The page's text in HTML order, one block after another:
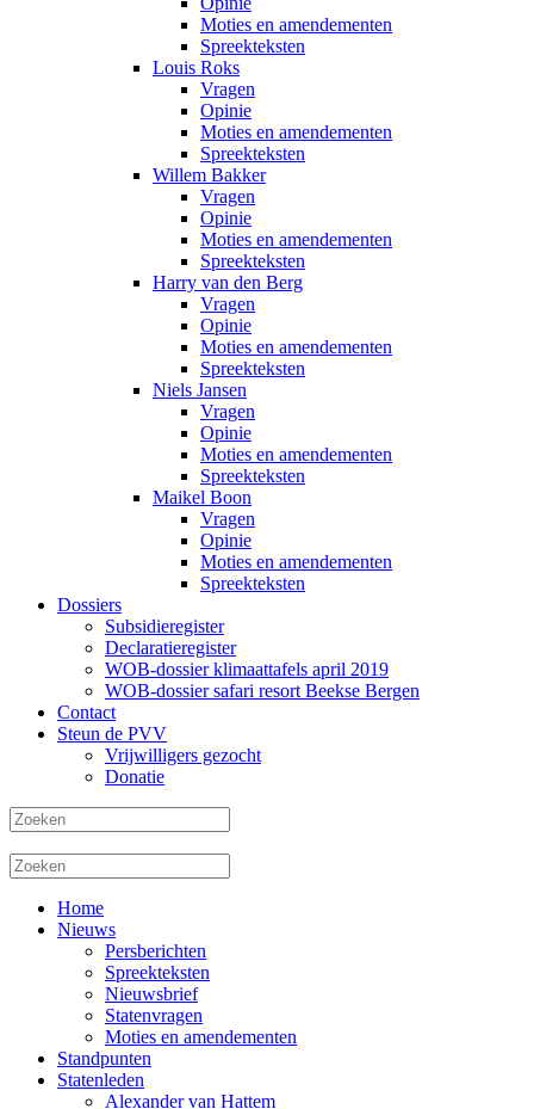
Moties en amendementen
Spreekteksten
Louis Roks
Vragen
Opinie
Moties en amendementen
Spreekteksten
Willem Bakker
Vragen
Opinie
Moties en amendementen
Spreekteksten
Harry van den Berg
Vragen
Opinie
Moties en amendementen
Spreekteksten
Niels Jansen
Vragen
Opinie
Moties en amendementen
Spreekteksten
Maikel Boon
Vragen
Opinie
Moties en amendementen
Spreekteksten
Dossiers
Subsidieregister
Declaratieregister
WOB-dossier klimaattafels april 2019
WOB-dossier safari resort Beekse Bergen
Contact
Steun de PVV
Vrijwilligers gezocht
Donatie
Home
Nieuws
Persberichten
Spreekteksten
Nieuwsbrief
Statenvragen
Moties en amendementen
Standpunten
Statenleden
Alexander van Hattem